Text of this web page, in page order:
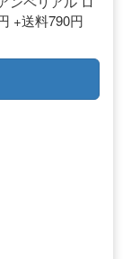
+送料790円